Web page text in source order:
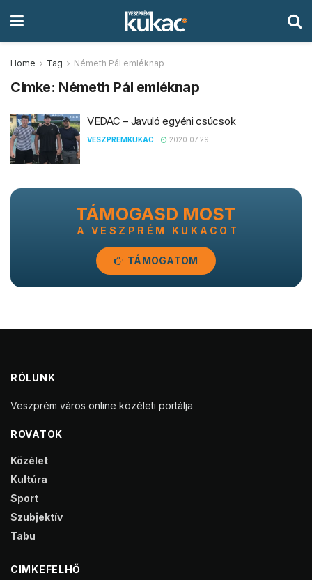
Home Tag Németh Pál emléknap
Címke: Németh Pál emléknap
VEDAC – Javuló egyéni csúcsok
VESZPREMKUKAC 2020.07.29.
TÁMOGASD MOST
A VESZPRÉM KUKACOT
TÁMOGATOM
RÓLUNK
Veszprém város online közéleti portálja
ROVATOK
Közélet
Kultúra
Sport
Szubjektív
Tabu
CIMKEFELHŐ